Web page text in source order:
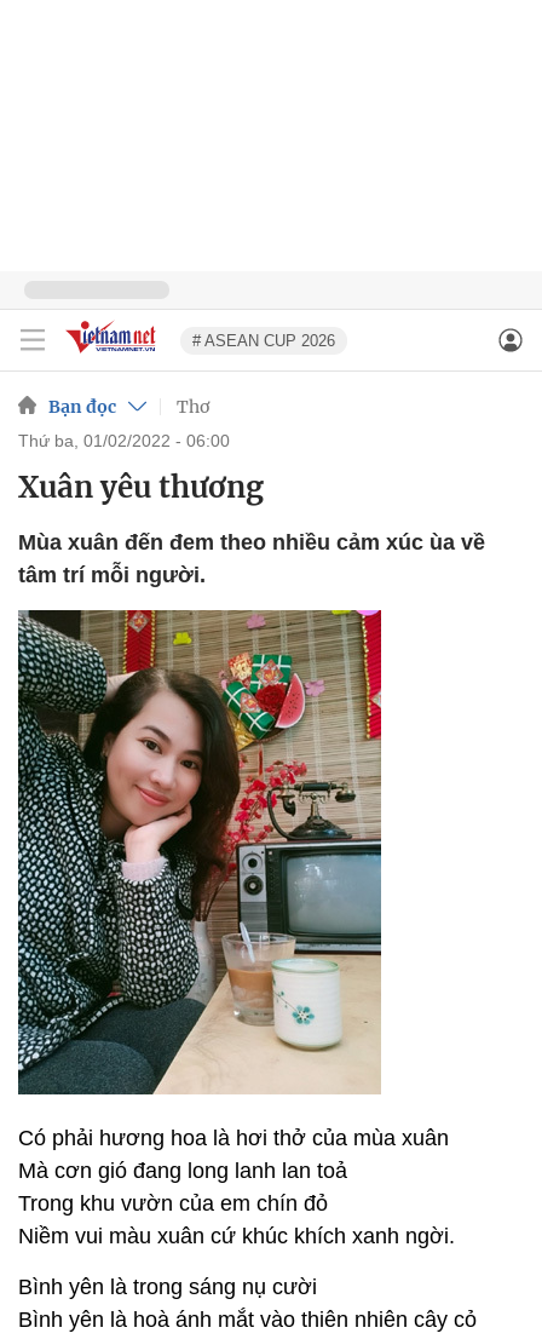
# ASEAN CUP 2026
Bạn đọc Thơ
thứ ba, 01/02/2022 - 06:00
Xuân yêu thương
Mùa xuân đến đem theo nhiều cảm xúc ùa về
tâm trí mỗi người.
Có phải hương hoa là hơi thở của mùa xuân
Mà cơn gió đang long lanh lan toả
Trong khu vườn của em chín đỏ
Niềm vui màu xuân cứ khúc khích xanh ngời.
Bình yên là trong sáng nụ cười
Bình yên là hoà ánh mắt vào thiên nhiên cây cỏ